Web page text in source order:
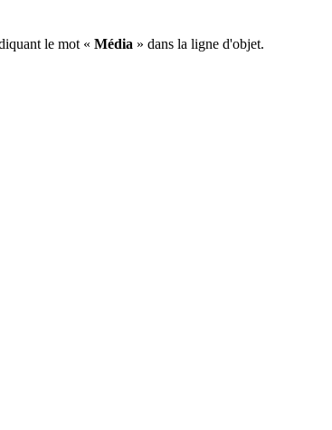
le mot « Média » dans la ligne d'objet.